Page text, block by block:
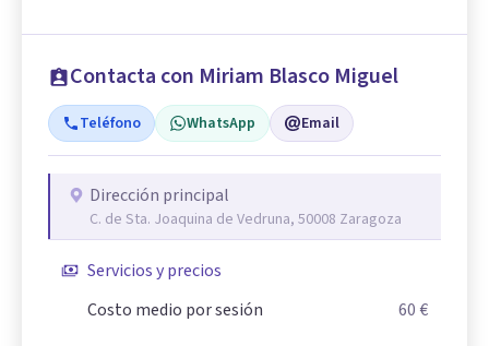
Contacta con Miriam Blasco Miguel
Teléfono WhatsApp Email
Dirección principal
C. de Sta. Joaquina de Vedruna, 50008 Zaragoza
Servicios y precios
Costo medio por sesión
60 €